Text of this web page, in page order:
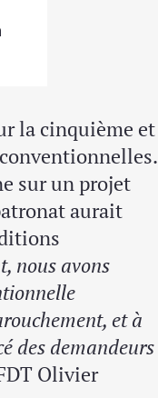
la cinquième et
sur un projet
aurait
nous avons
et à
des demandeurs
Olivier